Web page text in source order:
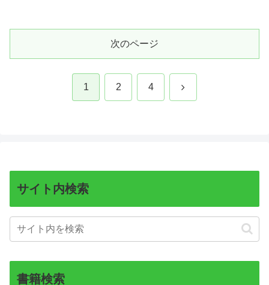
次のページ
1 2 4 次
サイト内検索
書籍検索